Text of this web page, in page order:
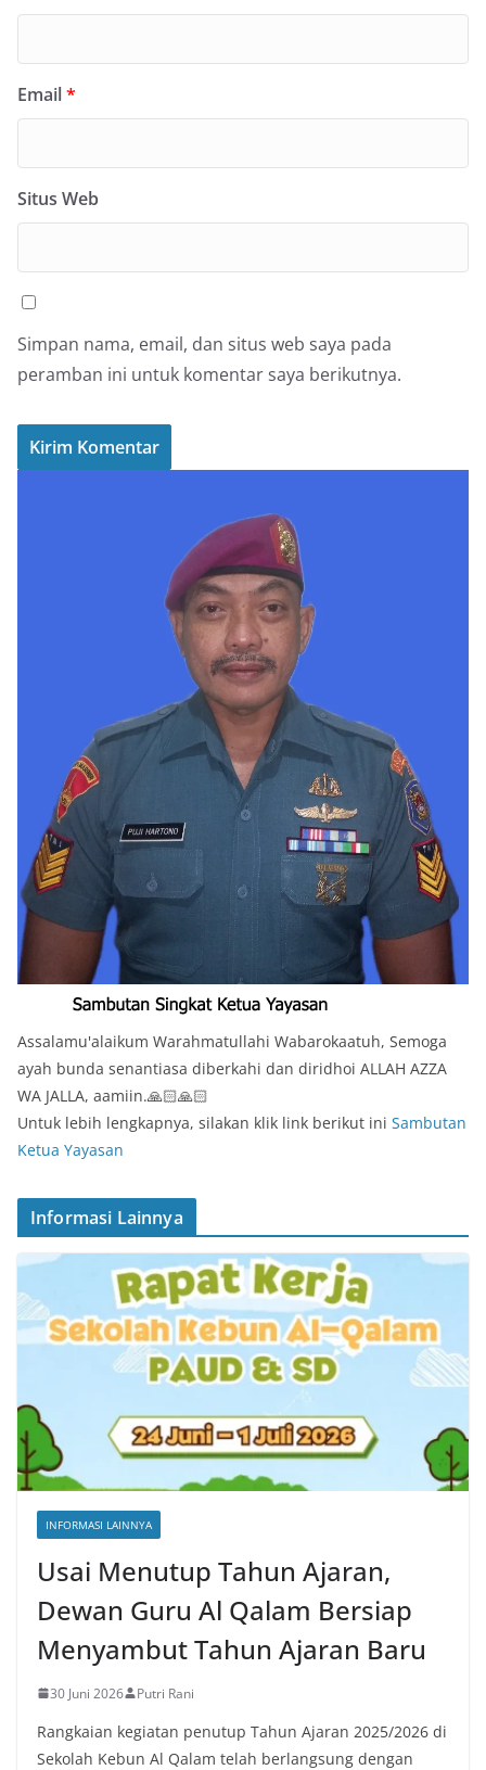
Email*
Situs Web
Simpan nama, email, dan situs web saya pada
peramban ini untuk komentar saya berikutnya.
Assalamu'alaikum Warahmatullahi Wabarokaatuh, Semoga
ayah bunda senantiasa diberkahi dan diridhoi ALLAH AZZA
WA JALLA, aamiin.🙏🏻🙏🏻
Untuk lebih lengkapnya, silakan klik link berikut ini Sambutan
Ketua Yayasan
Informasi Lainnya
INFORMASI LAINNYA
Usai Menutup Tahun Ajaran,
Dewan Guru Al Qalam Bersiap
Menyambut Tahun Ajaran Baru
30 Juni 2026 Putri Rani
Rangkaian kegiatan penutup Tahun Ajaran 2025/2026 di
Sekolah Kebun Al Qalam telah berlangsung dengan